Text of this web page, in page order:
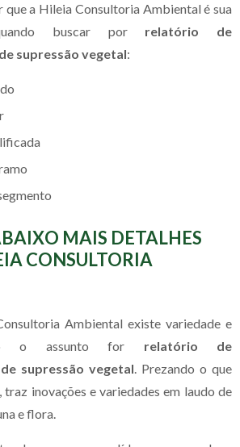
que a Hileia Consultoria Ambiental é sua
buscar por relatório de
supressão vegetal:
MAIS DETALHES
CONSULTORIA
Ambiental existe variedade e
o assunto for relatório de
supressão vegetal. Prezando o que
traz inovações e variedades em laudo de
e flora.